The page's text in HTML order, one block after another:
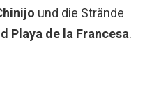
und die Strände
Playa de la Francesa.